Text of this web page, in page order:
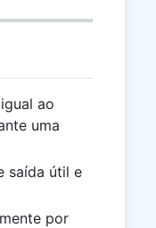
ao
uma
saída útil e
por